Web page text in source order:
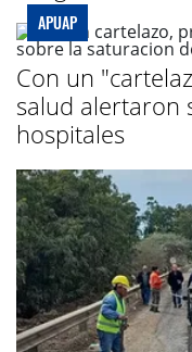
APUAP
Con un
salud alertaron
hospitales